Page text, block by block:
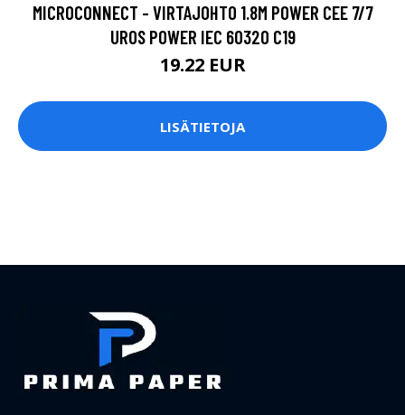
MICROCONNECT - VIRTAJOHTO 1.8M POWER CEE 7/7
UROS POWER IEC 60320 C19
19.22 EUR
LISÄTIETOJA